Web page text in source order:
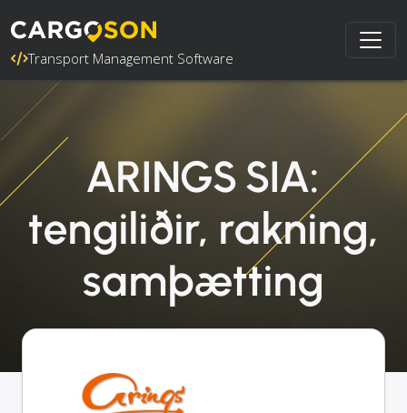
Transport Management Software
ARINGS SIA:
tengiliðir, rakning,
samþætting